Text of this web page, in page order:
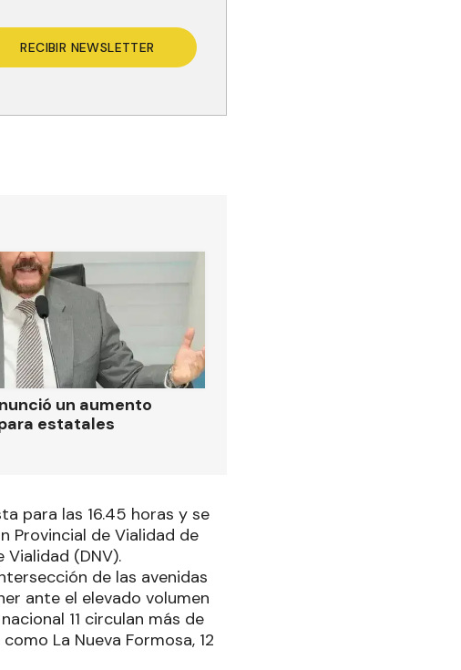
RECIBIR NEWSLETTER
un aumento
estatales
para las 16.45 horas y se
Provincial de Vialidad de
(DNV).
de las avenidas
ante el elevado volumen
11 circulan más de
La Nueva Formosa, 12